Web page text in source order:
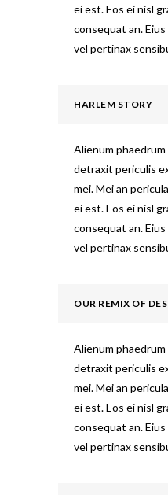
ei est. Eos ei nisl
consequat an.
vel pertinax
HARLEM STORY
Alienum
detraxit periculis
mei. Mei an
ei est. Eos ei nisl
consequat an.
vel pertinax
OUR REMIX OF
Alienum
detraxit periculis
mei. Mei an
ei est. Eos ei nisl
consequat an.
vel pertinax